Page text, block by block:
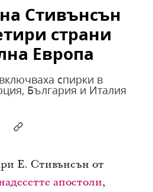
Стивънсън
страни
Европа
спирки в
България и Италия
E. Стивънсън от
апостоли,